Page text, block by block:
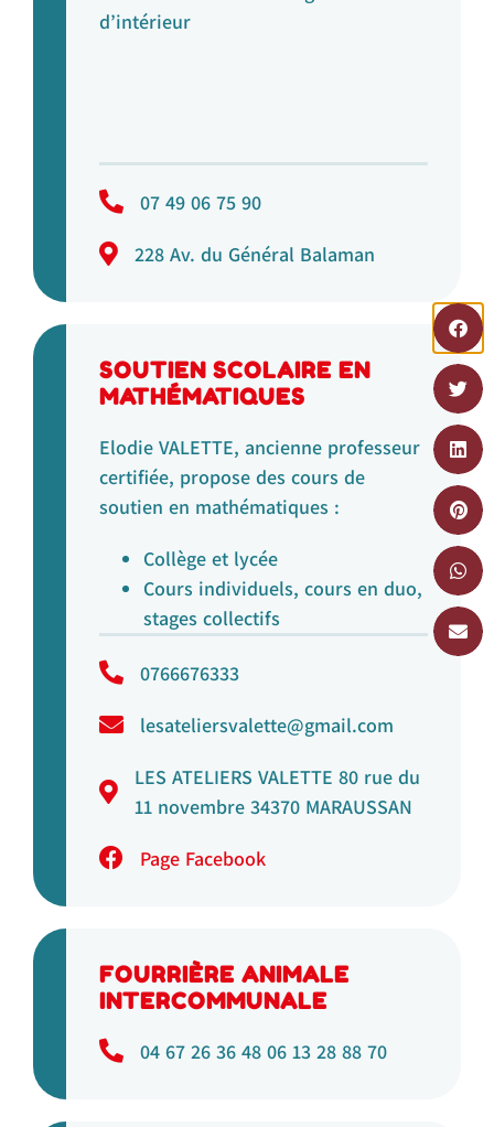
d’intérieur
07 49 06 75 90
228 Av. du Général Balaman
SOUTIEN SCOLAIRE EN
MATHÉMATIQUES
Elodie VALETTE, ancienne professeur
certifiée, propose des cours de
soutien en mathématiques :
Collège et lycée
Cours individuels, cours en duo,
stages collectifs
0766676333
lesateliersvalette@gmail.com
LES ATELIERS VALETTE 80 rue du
11 novembre 34370 MARAUSSAN
Page Facebook
FOURRIÈRE ANIMALE
INTERCOMMUNALE
04 67 26 36 48 06 13 28 88 70